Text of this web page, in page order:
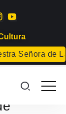
Señora de Las